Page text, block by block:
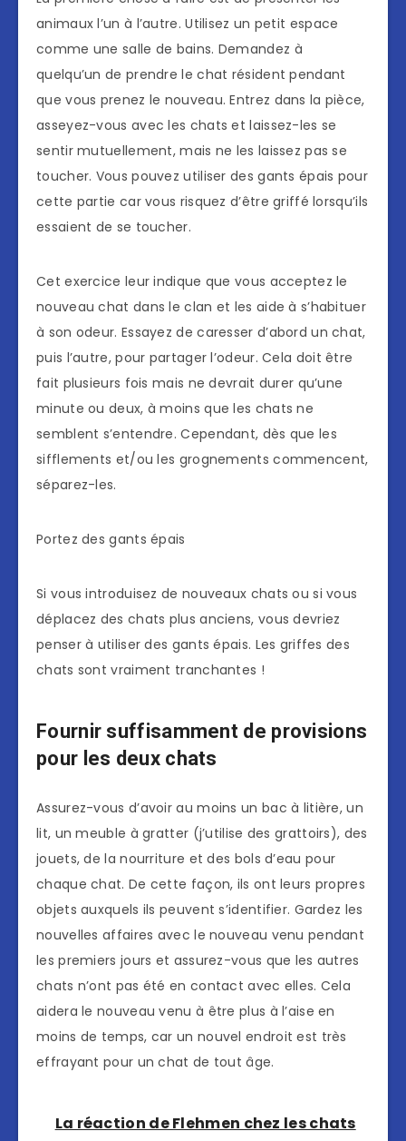
animaux l’un à l’autre. Utilisez un petit espace
comme une salle de bains. Demandez à
quelqu’un de prendre le chat résident pendant
que vous prenez le nouveau. Entrez dans la pièce,
asseyez-vous avec les chats et laissez-les se
sentir mutuellement, mais ne les laissez pas se
toucher. Vous pouvez utiliser des gants épais pour
cette partie car vous risquez d’être griffé lorsqu’ils
essaient de se toucher.
Cet exercice leur indique que vous acceptez le
nouveau chat dans le clan et les aide à s’habituer
à son odeur. Essayez de caresser d’abord un chat,
puis l’autre, pour partager l’odeur. Cela doit être
fait plusieurs fois mais ne devrait durer qu’une
minute ou deux, à moins que les chats ne
semblent s’entendre. Cependant, dès que les
sifflements et/ou les grognements commencent,
séparez-les.
Portez des gants épais
Si vous introduisez de nouveaux chats ou si vous
déplacez des chats plus anciens, vous devriez
penser à utiliser des gants épais. Les griffes des
chats sont vraiment tranchantes !
Fournir suffisamment de provisions
pour les deux chats
Assurez-vous d’avoir au moins un bac à litière, un
lit, un meuble à gratter (j’utilise des grattoirs), des
jouets, de la nourriture et des bols d’eau pour
chaque chat. De cette façon, ils ont leurs propres
objets auxquels ils peuvent s’identifier. Gardez les
nouvelles affaires avec le nouveau venu pendant
les premiers jours et assurez-vous que les autres
chats n’ont pas été en contact avec elles. Cela
aidera le nouveau venu à être plus à l’aise en
moins de temps, car un nouvel endroit est très
effrayant pour un chat de tout âge.
La réaction de Flehmen chez les chats